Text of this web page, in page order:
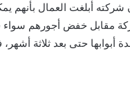
أبلغت العمال بأنهم
مقابل خفض أجورهم سواء
أبوابها حتى بعد ثلاثة